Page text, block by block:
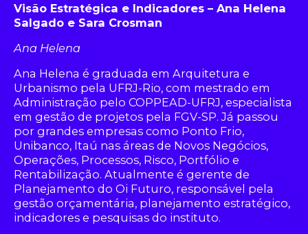
Visão Estratégica e Indicadores – Ana Helena
Salgado e Sara Crosman
Ana Helena
Ana Helena é graduada em Arquitetura e
Urbanismo pela UFRJ-Rio, com mestrado em
Administração pelo COPPEAD-UFRJ, especialista
em gestão de projetos pela FGV-SP. Já passou
por grandes empresas como Ponto Frio,
Unibanco, Itaú nas áreas de Novos Negócios,
Operações, Processos, Risco, Portfólio e
Rentabilização. Atualmente é gerente de
Planejamento do Oi Futuro, responsável pela
gestão orçamentária, planejamento estratégico,
indicadores e pesquisas do instituto.